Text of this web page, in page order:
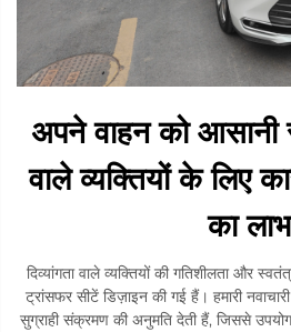
अपने वाहन को आसानी
वाले व्यक्तियों के लिए
का लाभ
दिव्यांगता वाले व्यक्तियों की गतिशीलता और
ट्रांसफर सीटें डिज़ाइन की गई हैं। हमारी
सुग्राही संक्रमण की अनुमति देती हैं, जिससे